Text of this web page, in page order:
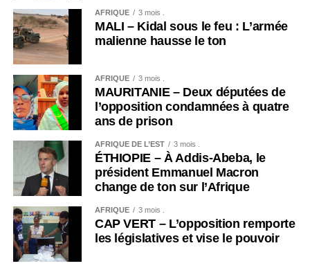
AFRIQUE 3 mois .
MALI – Kidal sous le feu : L’armée
malienne hausse le ton
AFRIQUE 3 mois .
MAURITANIE – Deux députées de
l’opposition condamnées à quatre
ans de prison
AFRIQUE DE L’EST 3 mois .
ÉTHIOPIE – À Addis-Abeba, le
président Emmanuel Macron
change de ton sur l’Afrique
AFRIQUE 3 mois .
CAP VERT – L’opposition remporte
les législatives et vise le pouvoir